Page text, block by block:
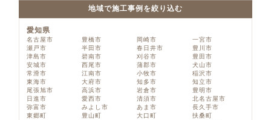
地域で施工事例を絞り込む
愛知県
名古屋市 豊橋市 岡崎市
一宮市
瀬戸市
半田市 春日井市
豊川市
津島市
碧南市 刈谷市
豊田市
安城市
西尾市 蒲郡市
犬山市
常滑市
江南市 小牧市
稲沢市
東海市
大府市 知多市
知立市
尾張旭市
高浜市 岩倉市
豊明市
日進市
愛西市 清須市
北名古屋市
弥富市
みよし市 あま市
長久手市
東郷町
豊山町 大口町
扶桑町